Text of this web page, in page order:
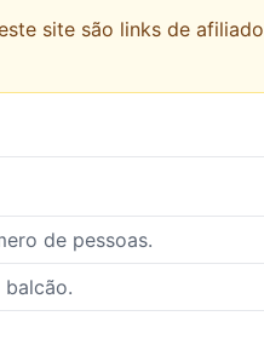
site são links de
de pessoas.
balcão.